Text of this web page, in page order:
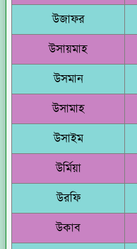
উজাফর
উসায়মাহ
উসমান
উসামাহ
উসাইম
উর্মিয়া
উরফি
উকাব